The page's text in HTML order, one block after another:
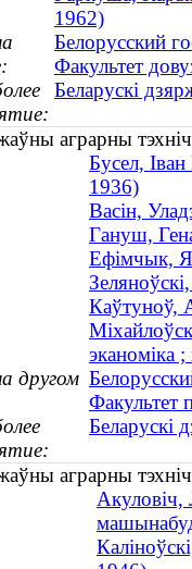
1962)
Белорусский
Факультет
Беларускі
аграрны
Бусел,
1936)
Васін,
Гануш,
Ефімчык,
Каўтуноў,
эканоміка
другом
Факультет
Беларускі
аграрны
Акуловіч,